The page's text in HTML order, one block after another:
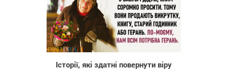
1 377
Історії, які здатні повернути віру